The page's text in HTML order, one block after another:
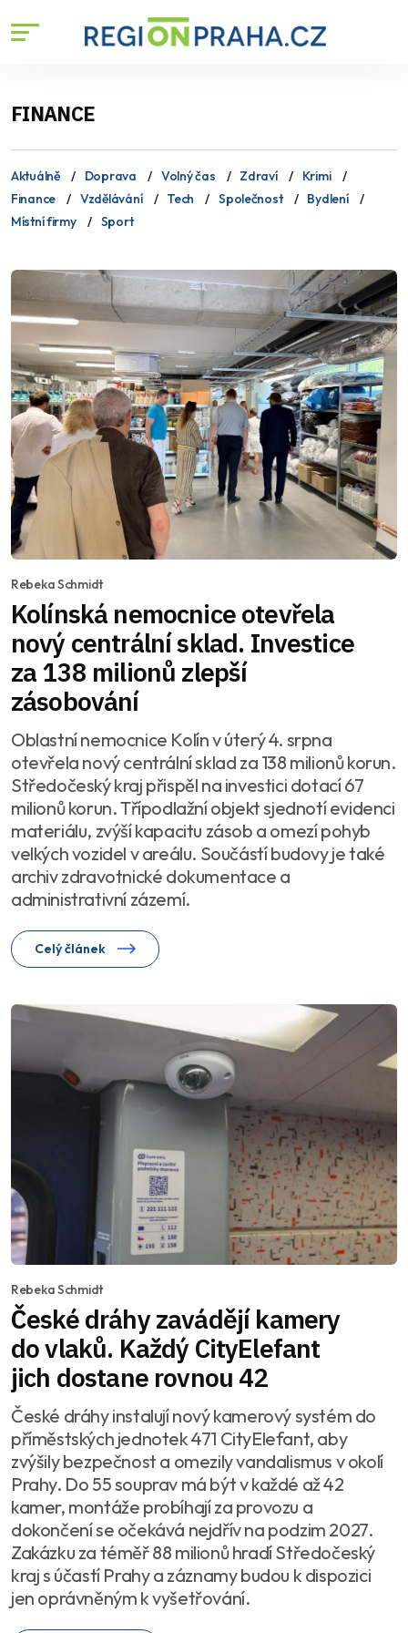
FINANCE
Aktuálně Doprava Volný čas Zdraví
Krimi
Finance
Vzdělávání Tech Společnost
Bydlení
Místní firmy
Sport
Rebeka Schmidt
Kolínská nemocnice otevřela
nový centrální sklad. Investice
za 138 milionů zlepší
zásobování
Oblastní nemocnice Kolín v úterý 4. srpna
otevřela nový centrální sklad za 138 milionů korun.
Středočeský kraj přispěl na investici dotací 67
milionů korun. Třípodlažní objekt sjednotí evidenci
materiálu, zvýší kapacitu zásob a omezí pohyb
velkých vozidel v areálu. Součástí budovy je také
archiv zdravotnické dokumentace a
administrativní zázemí.
Celý článek
Rebeka Schmidt
České dráhy zavádějí kamery
do vlaků. Každý CityElefant
jich dostane rovnou 42
České dráhy instalují nový kamerový systém do
příměstských jednotek 471 CityElefant, aby
zvýšily bezpečnost a omezily vandalismus v okolí
Prahy. Do 55 souprav má být v každé až 42
kamer, montáže probíhají za provozu a
dokončení se očekává nejdřív na podzim 2027.
Zakázku za téměř 88 milionů hradí Středočeský
kraj s účastí Prahy a záznamy budou k dispozici
jen oprávněným k vyšetřování.